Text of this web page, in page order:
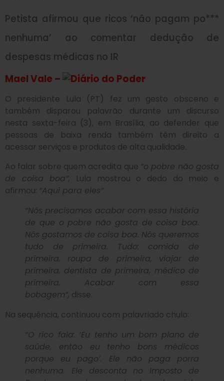
Petista afirmou que ricos ‘não pagam po***
nenhuma’ ao comentar dedução de
despesas médicas no IR
Mael Vale –
O presidente Lula (PT) fez um gesto obsceno e
também disparou palavrão durante um discurso
nesta sexta-feira (3), em Brasília, ao defender que
pessoas de baixa renda também têm direito a
acessar serviços e produtos de alta qualidade.
Ao falar sobre quem acredita que “o pobre não gosta
de coisa boa”,
Lula mostrou o dedo do meio e
afirmou: “Aqui para eles”.
“Nós precisamos acabar com essa história
de que o pobre não gosta de coisa boa.
Nós gostamos de coisa boa. Nós queremos
tudo de primeira. Tudo: comida de
primeira, roupa de primeira, viajar de
primeira, dentista de primeira, médico de
primeira. Acabar com essa
bobagem”, disse.
Na sequência, continuou com palavriado chulo:
“O rico fala: ‘Eu tenho um bom plano de
saúde, então eu tenho bons médicos
porque eu pago’. Ele não paga porra
nenhuma. Ele desconta no Imposto de